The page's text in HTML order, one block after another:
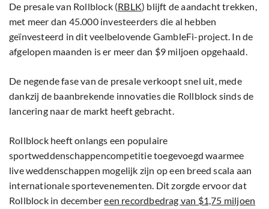
De presale van Rollblock (RBLK) blijft de aandacht trekken,
met meer dan 45.000 investeerders die al hebben
geïnvesteerd in dit veelbelovende GambleFi-project. In de
afgelopen maanden is er meer dan $9 miljoen opgehaald.
De negende fase van de presale verkoopt snel uit, mede
dankzij de baanbrekende innovaties die Rollblock sinds de
lancering naar de markt heeft gebracht.
Rollblock heeft onlangs een populaire
sportweddenschappencompetitie toegevoegd waarmee
live weddenschappen mogelijk zijn op een breed scala aan
internationale sportevenementen. Dit zorgde ervoor dat
Rollblock in decembereen recordbedrag van $1,75 miljoen